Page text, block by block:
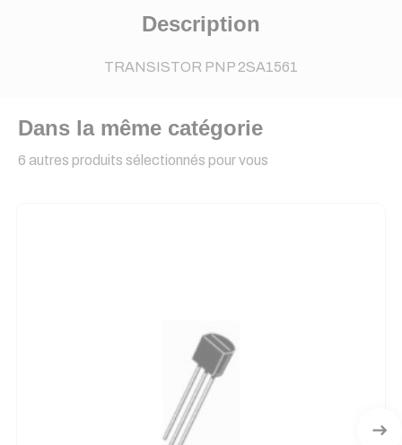
Description
TRANSISTOR PNP 2SA1561
Dans la même catégorie
6 autres produits sélectionnés pour vous